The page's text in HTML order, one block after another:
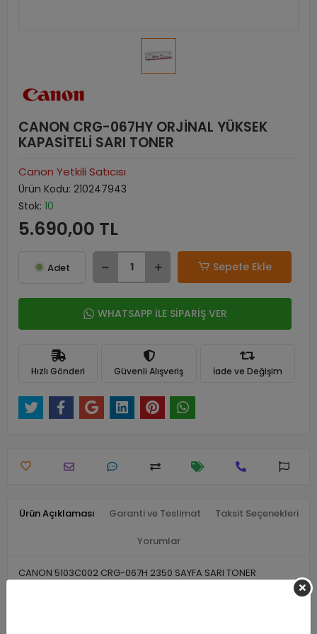
CANON CRG-067HY ORJİNAL YÜKSEK
KAPASİTELİ SARI TONER
Canon Yetkili Satıcısı
Ürün Kodu: 210247943
Stok: 10
5.690,00 TL
Adet Sepete Ekle
WHATSAPP İLE SİPARİŞ VER
Hızlı Gönderi Güvenli Alışveriş İade ve Değişim
Ürün Açıklaması Garanti ve Teslimat Taksit Seçenekleri
Yorumlar
CANON 5103C002 CRG-067H 2350 SAYFA SARI TONER